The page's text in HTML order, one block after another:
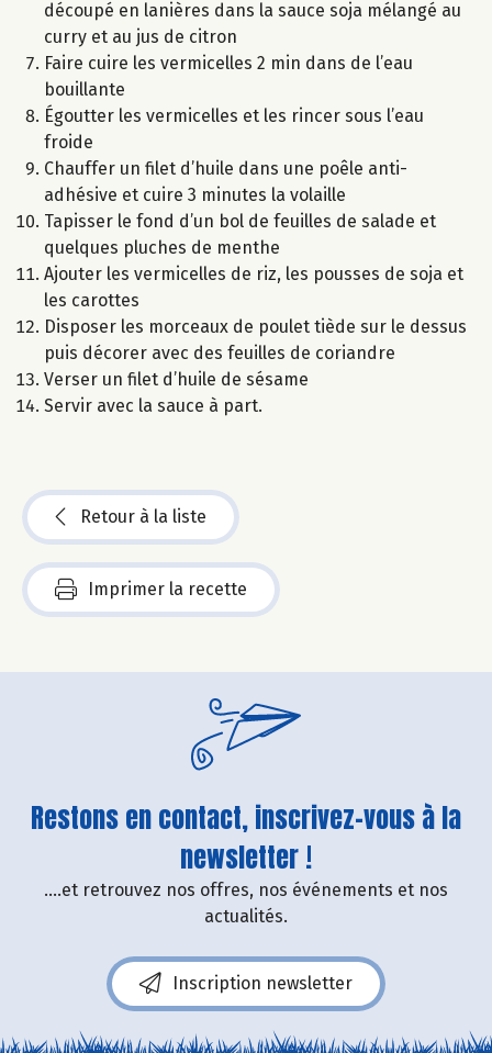
découpé en lanières dans la sauce soja mélangé au
curry et au jus de citron
Faire cuire les vermicelles 2 min dans de l’eau
bouillante
Égoutter les vermicelles et les rincer sous l’eau
froide
Chauffer un filet d’huile dans une poêle anti-
adhésive et cuire 3 minutes la volaille
Tapisser le fond d’un bol de feuilles de salade et
quelques pluches de menthe
Ajouter les vermicelles de riz, les pousses de soja et
les carottes
Disposer les morceaux de poulet tiède sur le dessus
puis décorer avec des feuilles de coriandre
Verser un filet d’huile de sésame
Servir avec la sauce à part.
Retour à la liste
Imprimer la recette
Restons en contact, inscrivez-vous à la
newsletter !
....et retrouvez nos offres, nos événements et nos
actualités.
Inscription newsletter